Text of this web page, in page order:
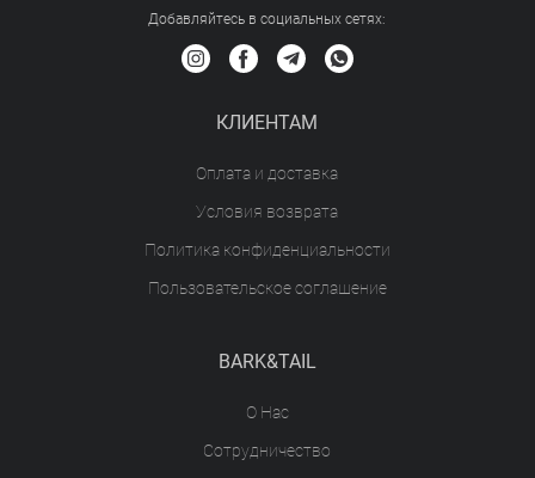
Добавляйтесь в социальных сетяx:
КЛИЕНТАМ
Оплата и доставка
Условия возврата
Политика конфиденциальности
Пользовательское соглашение
BARK&TAIL
О Нас
Сотрудничество